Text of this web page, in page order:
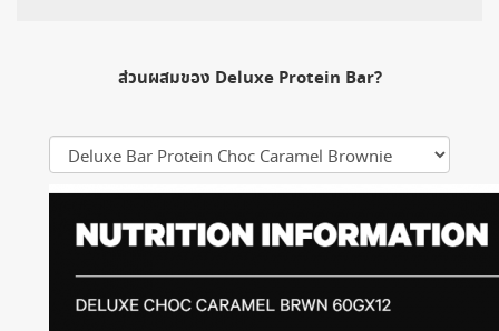
ส่วนผสมของ Deluxe Protein Bar?